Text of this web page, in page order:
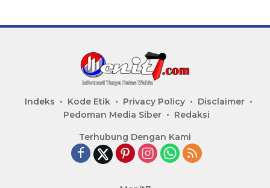
Indeks Kode Etik Privacy Policy
Disclaimer
Pedoman Media Siber
Redaksi
Terhubung Dengan Kami